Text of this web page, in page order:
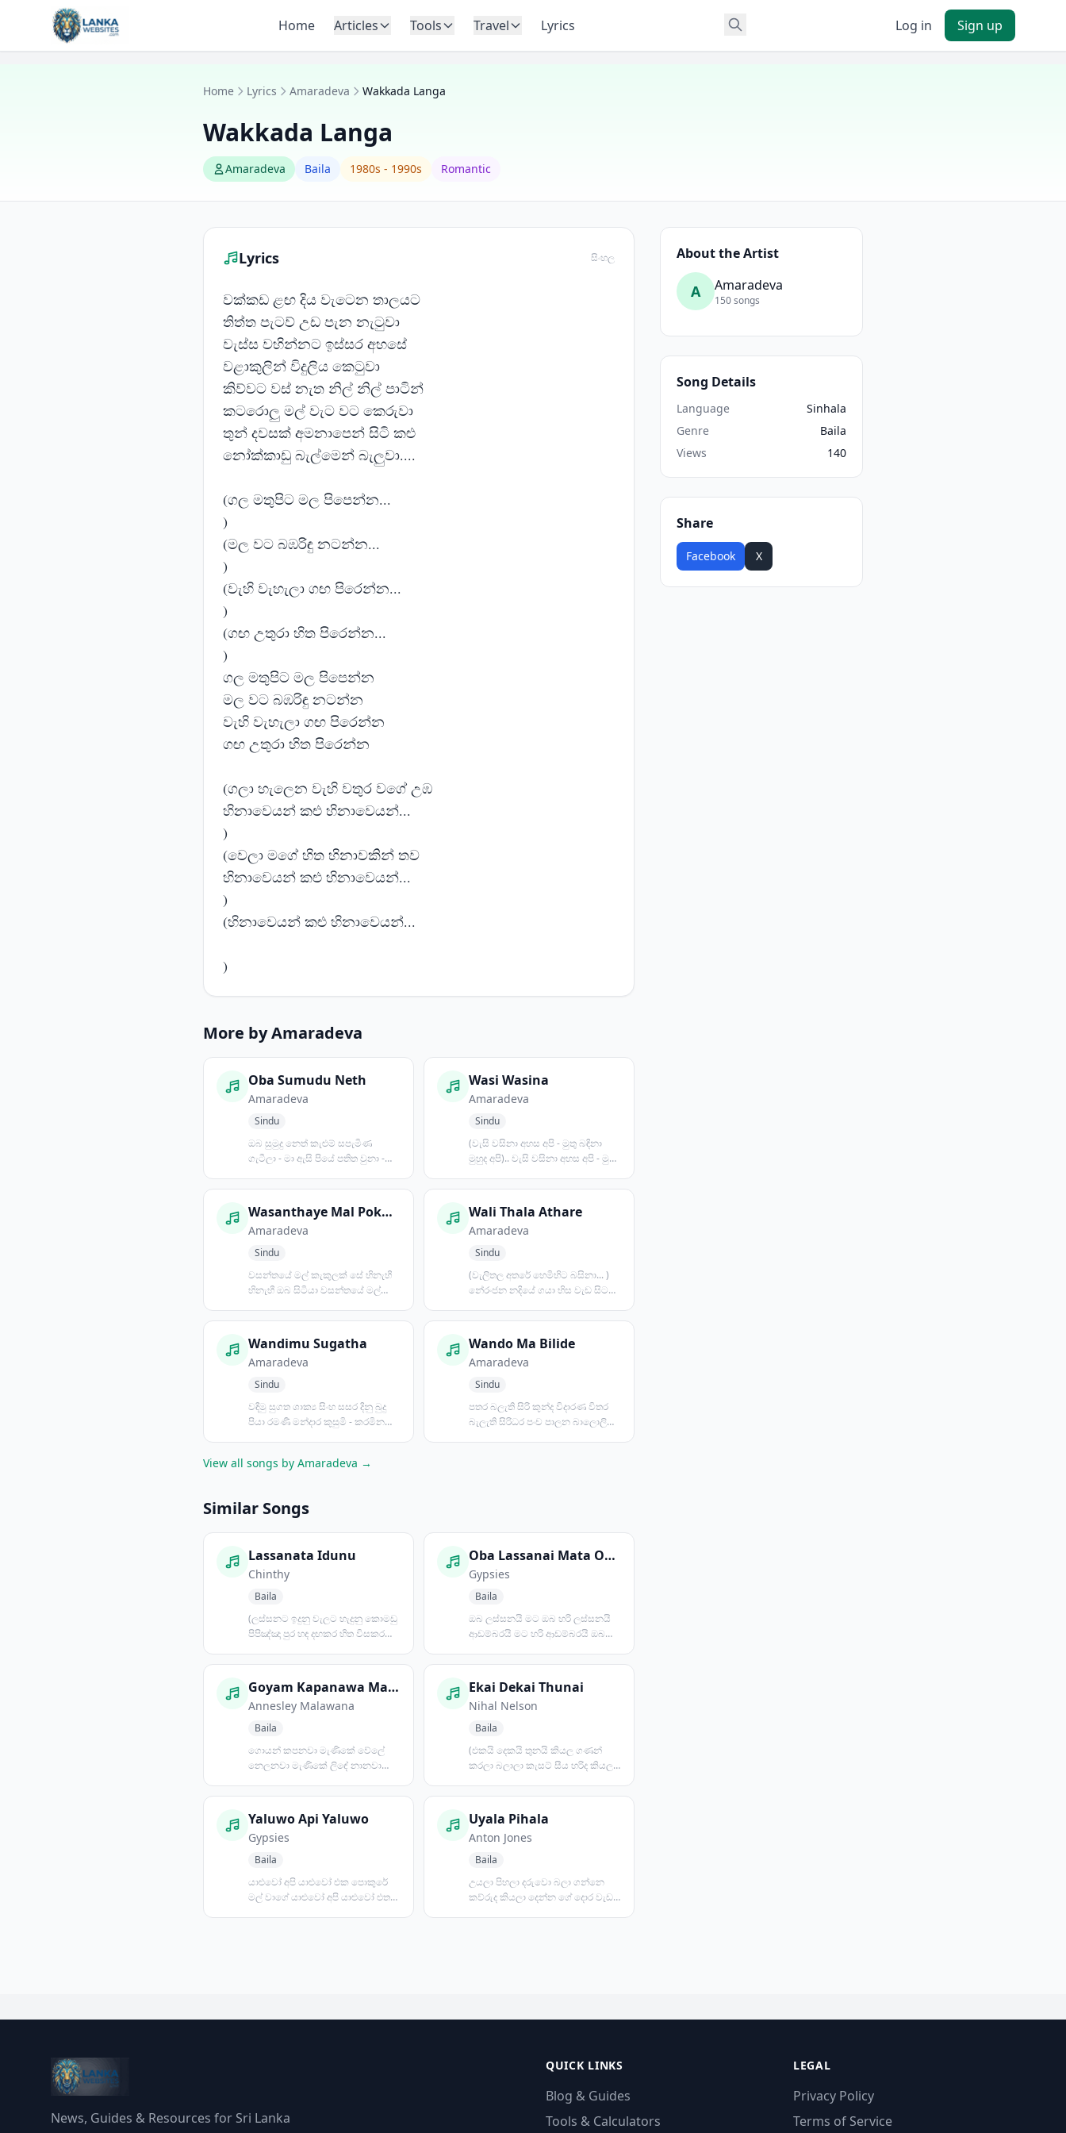
Skip to content
Home Articles Tools Travel Lyrics Log in Sign up
Home Lyrics Amaradeva Wakkada Langa
Wakkada Langa
Amaradeva Baila 1980s - 1990s Romantic
Lyrics සිංහල
වක්කඩ ළඟ දිය වැටෙන තාලයට
තිත්ත පැටව් උඩ පැන නැටුවා
වැස්ස වහින්නට ඉස්සර අහසේ
වළාකුලින් විදුලිය කෙටුවා
කිව්වට වස් නැත නිල් නිල් පාටින්
කටරොලු මල් වැට වට කෙරුවා
තුන් දවසක් අමනාපෙන් සිටි කළු
නෝක්කාඩු බැල්මෙන් බැලුවා....
(ගල මතුපිට මල පිපෙන්න...
)
(මල වට බඹරිඳු නටන්න...
)
(වැහි වැහැලා ගඟ පිරෙන්න...
)
(ගඟ උතුරා හිත පිරෙන්න...
)
ගල මතුපිට මල පිපෙන්න
මල වට බඹරිඳු නටන්න
වැහි වැහැලා ගඟ පිරෙන්න
ගඟ උතුරා හිත පිරෙන්න
(ගලා හැලෙන වැහි වතුර වගේ උඹ
හිනාවෙයන් කළු හිනාවෙයන්...
)
(වෙලා මගේ හිත හිනාවකින් තව
හිනාවෙයන් කළු හිනාවෙයන්...
)
(හිනාවෙයන් කළු හිනාවෙයන්...
)
More by Amaradeva
Oba Sumudu Neth
Amaradeva
Sindu
ඔබ සුමුදු නෙත් කැළුම් සපැමිණ
ගැටීලා - මා ඇසි පියේ පතිත වුනා -
Wasi Wasina
Amaradeva
Sindu
(වැසි වසිනා අහස අපි - මුතු බඳිනා
මුහුද අපි).. වැසි වසිනා අහස අපි - මුතු
Wasanthaye Mal Pokuru Nela
Amaradeva
Sindu
වසන්තයේ මල් කැකුලක් සේ හිනැහී
හිනැහී ඔබ සිටියා වසන්තයේ මල්
Wali Thala Athare
Amaradeva
Sindu
(වැලිතල අතරේ හෙමිහිට බසිනා... )
නේරංජන නදියේ ගයා හිස වැඩ සිට
Wandimu Sugatha
Amaradeva
Sindu
වඳිමු සුගත ශාක්‍ය සිංහ සසර දිනු බුදු
පියා රමණී මන්දාර කුසුමි - කරමින
Wando Ma Bilide
Amaradeva
Sindu
පතර බලැති සිරි කුන්ද විදාරණ විතර
බැලැති සිරිධර පංච පාලන බාලොලි
View all songs by Amaradeva →
Similar Songs
Lassanata Idunu
Chinthy
Baila
(ලස්සනට ඉදුනු වැලට හැදුනු කොමඩු
පිපිඤ්ඤා පුර හඳ දඟකර හිත විසකර
Oba Lassanai Mata Oba Hari Lassanai
Gypsies
Baila
ඔබ ලස්සනයි මට ඔබ හරි ලස්සනයි
ආඩම්බරයි මට හරි ආඩම්බරයි ඔබ
Goyam Kapanawa Manike
Annesley Malawana
Baila
ගොයන් කපනවා මැණිකේ වේලේ
නෙලනවා මැණිකේ ලිඳේ නානවා
මහිමය
Ekai Dekai Thunai
Nihal Nelson
Baila
(එකයි දෙකයි තුනයි කියල ගණන්
කරලා බලාලා කැසට් සීය හරිද කියල
Yaluwo Api Yaluwo
Gypsies
Baila
යාළුවෝ අපි යාළුවෝ එක පොකුරේ
මල් වාගේ යාළුවෝ අපි යාළුවෝ එත
Uyala Pihala
Anton Jones
Baila
උයලා පිහලා දරුවො බලා ගන්නෙ
කව්රුද කියලා දෙන්න ගේ දොර වැඩ
About the Artist
A Amaradeva
150 songs
Song Details
Language
Sinhala
Genre
Baila
Views
140
Share
Facebook X
News, Guides & Resources for Sri Lanka
QUICK LINKS
Blog & Guides
Tools & Calculators
LEGAL
Privacy Policy
Terms of Service